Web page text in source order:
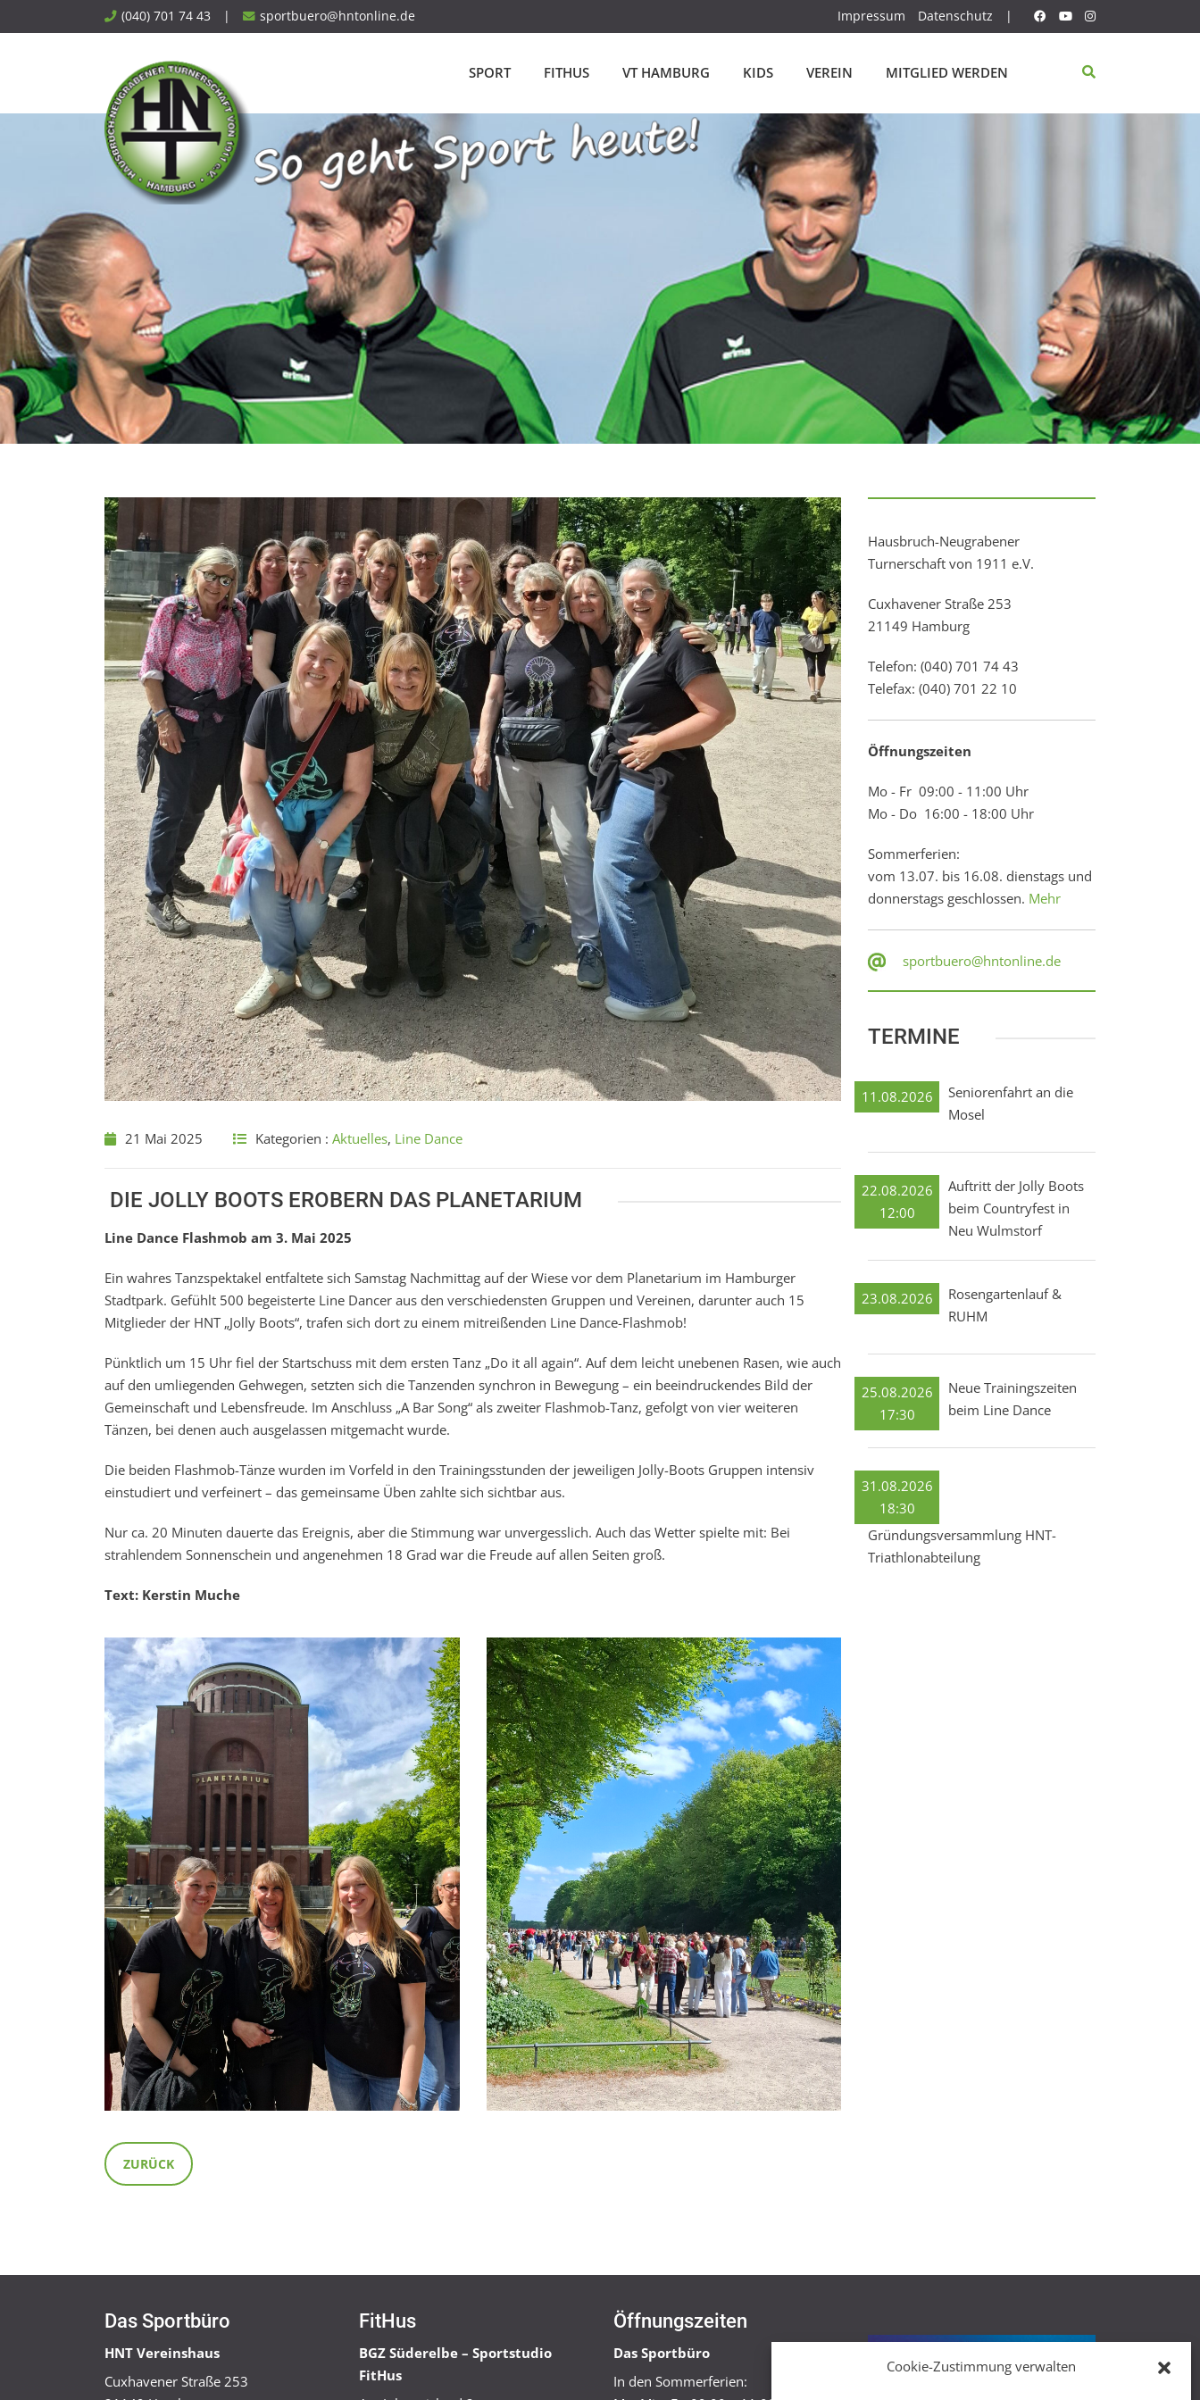
Cookie-Zustimmung verwalten
to
(040) 701 74 43 | sportbuero@hntonline.de Impressum Datenschutz |
SPORT FITHUS VT HAMBURG KIDS VEREIN MITGLIED WERDEN
21 Mai 2025 Kategorien : Aktuelles, Line Dance
DIE JOLLY BOOTS EROBERN DAS PLANETARIUM
Line Dance Flashmob am 3. Mai 2025
Ein wahres Tanzspektakel entfaltete sich Samstag Nachmittag auf der Wiese vor dem Planetarium im Hamburger
Stadtpark. Gefühlt 500 begeisterte Line Dancer aus den verschiedensten Gruppen und Vereinen, darunter auch 15
Mitglieder der HNT „Jolly Boots“, trafen sich dort zu einem mitreißenden Line Dance-Flashmob!
Pünktlich um 15 Uhr fiel der Startschuss mit dem ersten Tanz „Do it all again“. Auf dem leicht unebenen Rasen, wie auch
auf den umliegenden Gehwegen, setzten sich die Tanzenden synchron in Bewegung – ein beeindruckendes Bild der
Gemeinschaft und Lebensfreude. Im Anschluss „A Bar Song“ als zweiter Flashmob-Tanz, gefolgt von vier weiteren
Tänzen, bei denen auch ausgelassen mitgemacht wurde.
Die beiden Flashmob-Tänze wurden im Vorfeld in den Trainingsstunden der jeweiligen Jolly-Boots Gruppen intensiv
einstudiert und verfeinert – das gemeinsame Üben zahlte sich sichtbar aus.
Nur ca. 20 Minuten dauerte das Ereignis, aber die Stimmung war unvergesslich. Auch das Wetter spielte mit: Bei
strahlendem Sonnenschein und angenehmen 18 Grad war die Freude auf allen Seiten groß.
Text: Kerstin Muche
ZURÜCK
Hausbruch-Neugrabener
Turnerschaft von 1911 e.V.
Cuxhavener Straße 253
21149 Hamburg
Telefon: (040) 701 74 43
Telefax: (040) 701 22 10
Öffnungszeiten
Mo - Fr 09:00 - 11:00 Uhr
Mo - Do 16:00 - 18:00 Uhr
Sommerferien:
vom 13.07. bis 16.08. dienstags und
donnerstags geschlossen. Mehr
sportbuero@hntonline.de
TERMINE
11.08.2026
Seniorenfahrt an die
Mosel
22.08.2026
12:00
Auftritt der Jolly Boots
beim Countryfest in
Neu Wulmstorf
23.08.2026
Rosengartenlauf &
RUHM
25.08.2026
17:30
Neue Trainingszeiten
beim Line Dance
31.08.2026
18:30
Gründungsversammlung HNT-
Triathlonabteilung
Das Sportbüro
HNT Vereinshaus
Cuxhavener Straße 253
FitHus
BGZ Süderelbe – Sportstudio
FitHus
Öffnungszeiten
Das Sportbüro
In den Sommerferien: